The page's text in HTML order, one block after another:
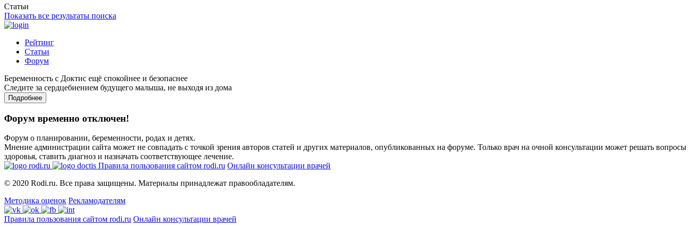
Статьи
Показать все результаты поиска
Рейтинг
Статьи
Форум
Беременность с Доктис ещё спокойнее и безопаснее
Следите за сердцебиением будущего малыша, не выходя из дома
Подробнее
Форум временно отключен!
Форум о планировании, беременности, родах и детях.
Мнение администрации сайта может не совпадать с точкой зрения авторов статей и других материалов, опубликованных на форуме. Только врач на очной консультации может решать вопросы
здоровья, ставить диагноз и назначать соответствующее лечение.
Правила пользования сайтом rodi.ru Онлайн консультации врачей
© 2020 Rodi.ru. Все права защищены. Материалы принадлежат правообладателям.
Методика оценок Рекламодателям
Правила пользования сайтом rodi.ru Онлайн консультации врачей